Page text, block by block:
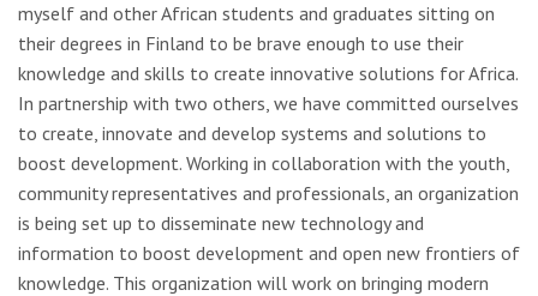
myself and other African students and graduates sitting on
their degrees in Finland to be brave enough to use their
knowledge and skills to create innovative solutions for Africa.
In partnership with two others, we have committed ourselves
to create, innovate and develop systems and solutions to
boost development. Working in collaboration with the youth,
community representatives and professionals, an organization
is being set up to disseminate new technology and
information to boost development and open new frontiers of
knowledge. This organization will work on bringing modern